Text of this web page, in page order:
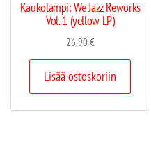
Kaukolampi: We Jazz Reworks
Vol. 1 (yellow LP)
26,90€
Lisää ostoskoriin